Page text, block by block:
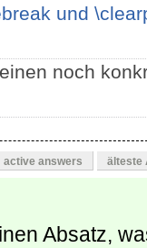
und
noch
active answers älteste
Absatz,